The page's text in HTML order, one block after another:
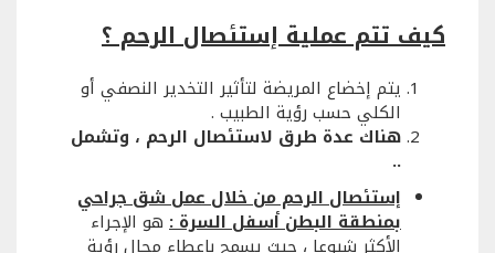
كيف تتم عملية إستئصال الرحم ؟
يتم إخضاع المريضة لتأثير التخدير النصفي أو
الكلي حسب رؤية الطبيب .
هناك عدة طرق لاستئصال الرحم ، وتشمل
..
إستئصال الرحم من خلال عمل شق جراحي
بمنطقة البطن أسفل السرة : هو الإجراء
الأكثر شيوعا ، حيث يسمح بإعطاء مجال رؤية